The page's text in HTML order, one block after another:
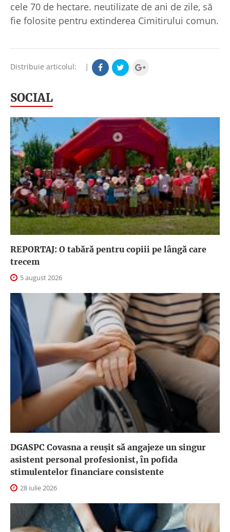
cele 70 de hectare. neutilizate de ani de zile, să
fie folosite pentru extinderea Cimitirului comun.
Distribuie articolul: |
SOCIAL
REPORTAJ: O tabără pentru copiii pe lângă care
trecem
5 august 2026
DGASPC Covasna a reuşit să angajeze un singur
asistent personal profesionist, în pofida
stimulentelor financiare consistente
28 iulie 2026